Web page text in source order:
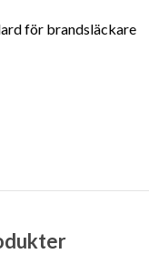
för brandsläckare